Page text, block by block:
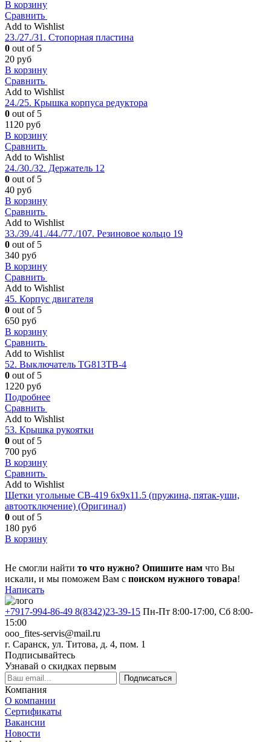
В корзину
Сравнить
Add to Wishlist
23./27./31. Стопорная пластина
0 out of 5
20 руб
В корзину
Сравнить
Add to Wishlist
24./25. Крышка корпуса редуктора
0 out of 5
1120 руб
В корзину
Сравнить
Add to Wishlist
24./30./32. Держатель 12
0 out of 5
40 руб
В корзину
Сравнить
Add to Wishlist
33./39./41./44./77./107. Резиновое кольцо 19
0 out of 5
340 руб
В корзину
Сравнить
Add to Wishlist
45. Корпус двигателя
0 out of 5
650 руб
В корзину
Сравнить
Add to Wishlist
52. Выключатель TG813TB-4
0 out of 5
1220 руб
Подробнее
Сравнить
Add to Wishlist
53. Крышка рукоятки
0 out of 5
700 руб
В корзину
Сравнить
Add to Wishlist
Щетки угольные CB-419 6x9x11.5 (пружина, пятак-уши,
автоотключение) (Оригинал)
0 out of 5
180 руб
В корзину
Не смогли найти то что нужно? Опишите нам что Вы
искали, и мы поможем Вам с поиском нужного товара!
Написать
+7917-994-86-49 8(8342)23-39-15 Пн-Пт 8:00-17:00, Сб 8:00-
15:00
ooo_fites-servis@mail.ru
г. Саранск, ул. Титова, д. 4, пом. 1
Подписывайтесь
Узнавай о скидках первым
Подписаться
Компания
О компании
Сертификаты
Вакансии
Новости